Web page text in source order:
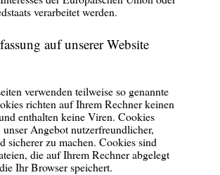
verarbeitet werden.
auf unserer Website
verwenden teilweise so genannte
richten auf Ihrem Rechner keinen
enthalten keine Viren. Cookies
unser Angebot nutzerfreundlicher,
sicherer zu machen. Cookies sind
die auf Ihrem Rechner abgelegt
Ihr Browser speichert.